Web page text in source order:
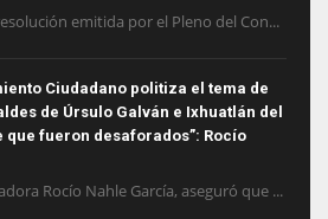
emitida por el Pleno del Con...
Ciudadano politiza el tema de
de Úrsulo Galván e Ixhuatlán del
que fueron desaforados”: Rocío
Rocío Nahle García, aseguró que ...